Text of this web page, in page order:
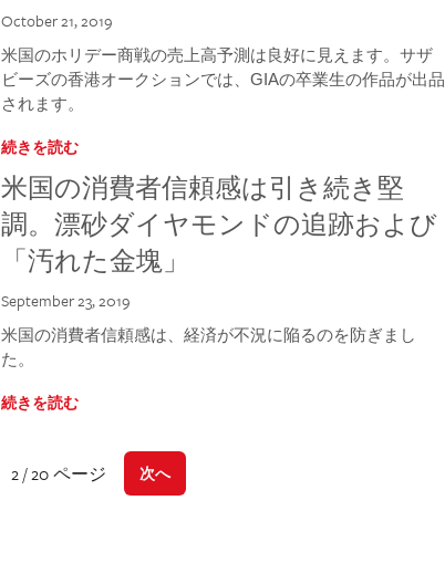
October 21, 2019
米国のホリデー商戦の売上高予測は良好に見えます。サザ
ビーズの香港オークションでは、GIAの卒業生の作品が出品
されます。
続きを読む
米国の消費者信頼感は引き続き堅
調。漂砂ダイヤモンドの追跡および
「汚れた金塊」
September 23, 2019
米国の消費者信頼感は、経済が不況に陥るのを防ぎまし
た。
続きを読む
2 / 20 ページ 次へ